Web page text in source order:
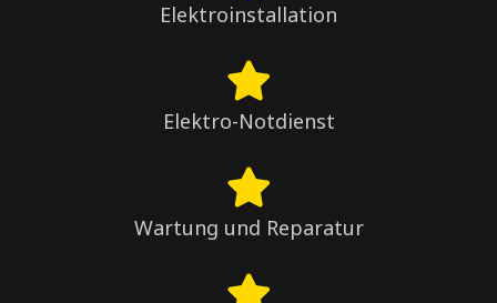
Elektroinstallation
Elektro-Notdienst
Wartung und Reparatur